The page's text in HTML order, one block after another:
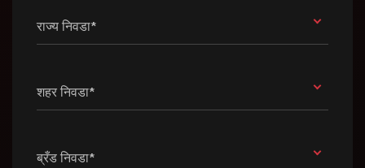
राज्य निवडा*
शहर निवडा*
ब्रँड निवडा*